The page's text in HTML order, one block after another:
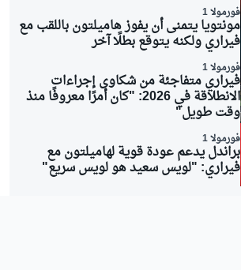
فورمولا 1
مونتويا يتمنى أن يفوز هاميلتون باللقب مع
فيراري ولكنه يتوقع بطلًا آخر
فورمولا 1
فيراري متفاجئة من شكاوى إجراءات
الانطلاقة في 2026: "كان أمرًا معروفًا منذ
وقت طويل"
فورمولا 1
براندل يدعم عودة قوية لهاميلتون مع
فيراري: "لويس سعيد هو لويس سريع"